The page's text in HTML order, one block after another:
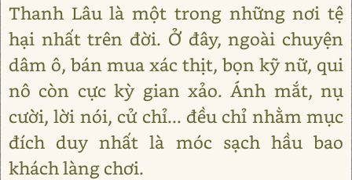
Thanh Lâu là một trong những nơi tệ
hại nhất trên đời. Ở đây, ngoài chuyện
dâm ô, bán mua xác thịt, bọn kỹ nữ, qui
nô còn cực kỳ gian xảo. Ánh mắt, nụ
cười, lời nói, cử chỉ... đều chỉ nhằm mục
đích duy nhất là móc sạch hầu bao
khách làng chơi.